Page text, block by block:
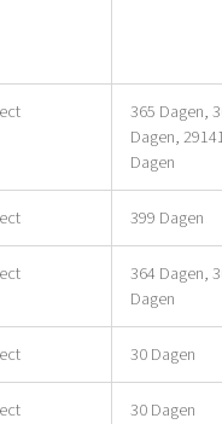
365 Dagen,
Dagen,
Dagen
399 Dagen
364 Dagen,
Dagen
30 Dagen
30 Dagen